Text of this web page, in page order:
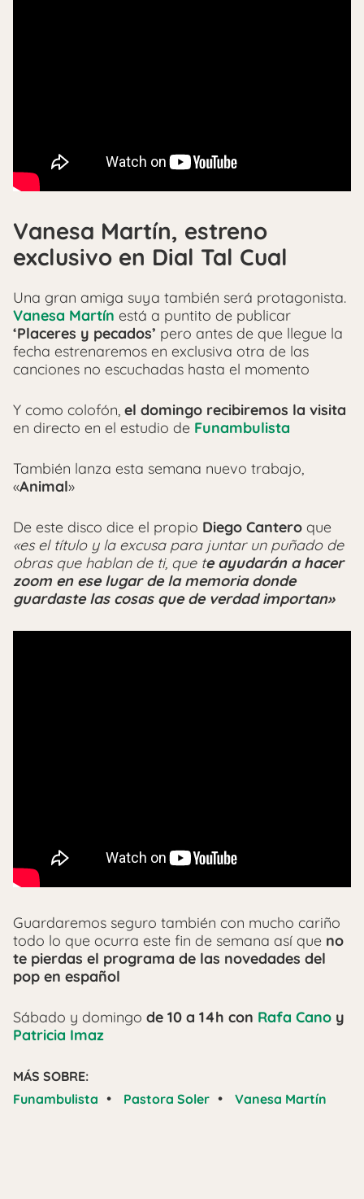
Vanesa Martín, estreno
exclusivo en Dial Tal Cual
Una gran amiga suya también será protagonista.
Vanesa Martín está a puntito de publicar
‘Placeres y pecados’ pero antes de que llegue la
fecha estrenaremos en exclusiva otra de las
canciones no escuchadas hasta el momento
Y como colofón, el domingo recibiremos la visita
en directo en el estudio de Funambulista
También lanza esta semana nuevo trabajo,
«Animal»
De este disco dice el propio Diego Cantero que
«es el título y la excusa para juntar un puñado de
obras que hablan de ti, que te ayudarán a hacer
zoom en ese lugar de la memoria donde
guardaste las cosas que de verdad importan»
Guardaremos seguro también con mucho cariño
todo lo que ocurra este fin de semana así que no
te pierdas el programa de las novedades del
pop en español
Sábado y domingo de 10 a 14h con Rafa Cano y
Patricia Imaz
MÁS SOBRE:
Funambulista • Pastora Soler • Vanesa Martín